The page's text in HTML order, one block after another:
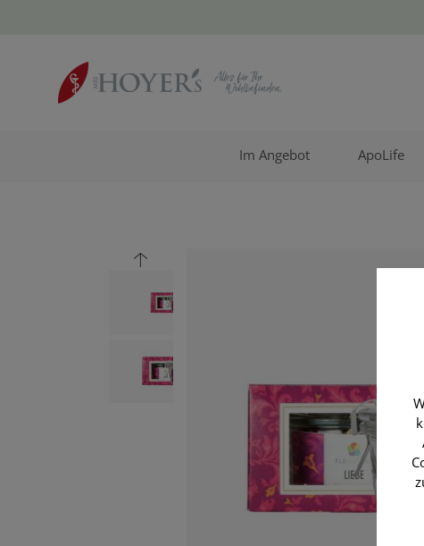
Im Angebot ApoLife